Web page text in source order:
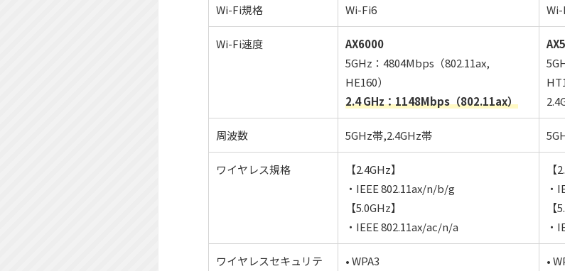
Wi-Fi規格 Wi-Fi6
Wi-Fi速度
AX6000
5GHz：4804Mbps（802.11ax,
HE160）
2.4 GHz：1148Mbps（802.11ax）
周波数 5GHz帯,2.4GHz帯
ワイヤレス規格
【2.4GHz】
・IEEE 802.11ax/n/b/g
【5.0GHz】
・IEEE 802.11ax/ac/n/a
【
・
【
・
ワイヤレスセキュリテ
• WPA3
•